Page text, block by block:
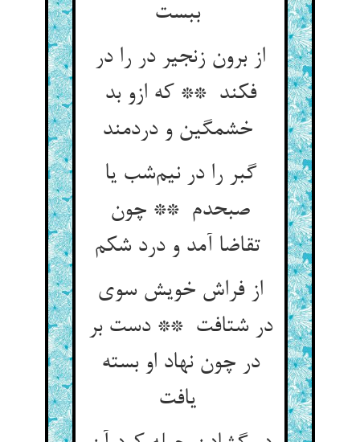
ببست
از برون زنجیر در را در
فکند ** که ازو بد
خشمگین و دردمند
گبر را در نیم‌شب یا
صبحدم ** چون
تقاضا آمد و درد شکم
از فراش خویش سوی
در شتافت ** دست بر
در چون نهاد او بسته
یافت